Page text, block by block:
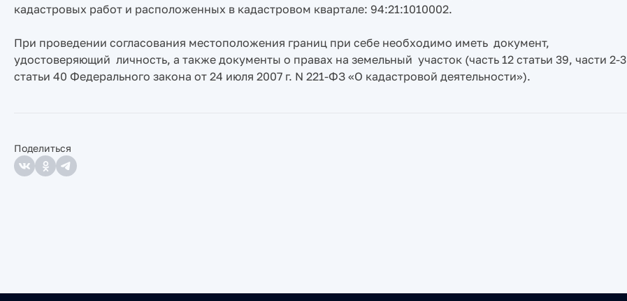
кадастровых работ и расположенных в кадастровом квартале: 94:21:1010002.
При проведении согласования местоположения границ при себе необходимо иметь документ,
удостоверяющий личность, а также документы о правах на земельный участок (часть 12 статьи 39, части 2-3
статьи 40 Федерального закона от 24 июля 2007 г. N 221-ФЗ «О кадастровой деятельности»).
Поделиться